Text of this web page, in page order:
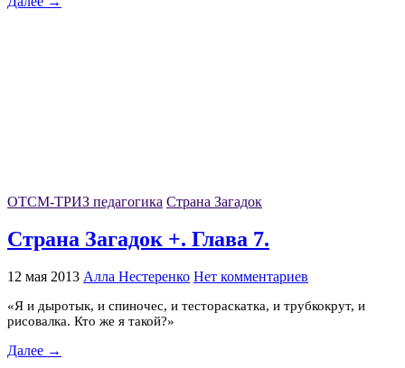
ОТСМ-ТРИЗ педагогика Страна Загадок
Страна Загадок +. Глава 7.
12 мая 2013 Алла Нестеренко Нет комментариев
«Я и дыротык, и спиночес, и тестораскатка, и трубкокрут, и
рисовалка. Кто же я такой?»
Далее →